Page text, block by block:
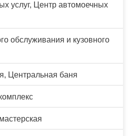
услуг, Центр автомоечных
обслуживания и кузовного
Центральная баня